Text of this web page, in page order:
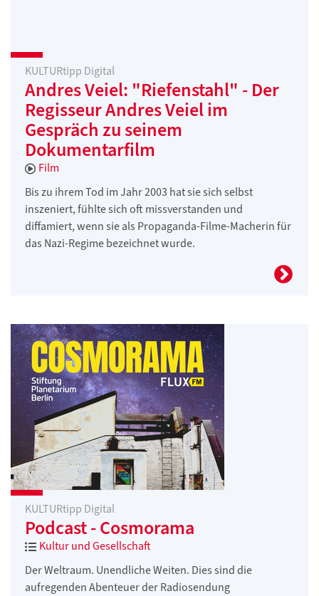
KULTURtipp Digital
Andres Veiel: "Riefenstahl" - Der
Regisseur Andres Veiel im
Gespräch zu seinem
Dokumentarfilm
Film
Bis zu ihrem Tod im Jahr 2003 hat sie sich selbst
inszeniert, fühlte sich oft missverstanden und
diffamiert, wenn sie als Propaganda-Filme-Macherin für
das Nazi-Regime bezeichnet wurde.
KULTURtipp Digital
Podcast - Cosmorama
Kultur und Gesellschaft
Der Weltraum. Unendliche Weiten. Dies sind die
aufregenden Abenteuer der Radiosendung